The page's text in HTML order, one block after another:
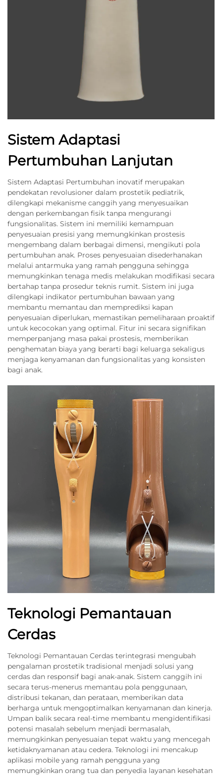
Sistem Adaptasi
Pertumbuhan Lanjutan
Sistem Adaptasi Pertumbuhan inovatif merupakan
pendekatan revolusioner dalam prostetik pediatrik,
dilengkapi mekanisme canggih yang menyesuaikan
dengan perkembangan fisik tanpa mengurangi
fungsionalitas. Sistem ini memiliki kemampuan
penyesuaian presisi yang memungkinkan prostesis
mengembang dalam berbagai dimensi, mengikuti pola
pertumbuhan anak. Proses penyesuaian disederhanakan
melalui antarmuka yang ramah pengguna sehingga
memungkinkan tenaga medis melakukan modifikasi secara
bertahap tanpa prosedur teknis rumit. Sistem ini juga
dilengkapi indikator pertumbuhan bawaan yang
membantu memantau dan memprediksi kapan
penyesuaian diperlukan, memastikan pemeliharaan proaktif
untuk kecocokan yang optimal. Fitur ini secara signifikan
memperpanjang masa pakai prostesis, memberikan
penghematan biaya yang berarti bagi keluarga sekaligus
menjaga kenyamanan dan fungsionalitas yang konsisten
bagi anak.
Teknologi Pemantauan
Cerdas
Teknologi Pemantauan Cerdas terintegrasi mengubah
pengalaman prostetik tradisional menjadi solusi yang
cerdas dan responsif bagi anak-anak. Sistem canggih ini
secara terus-menerus memantau pola penggunaan,
distribusi tekanan, dan perataan, memberikan data
berharga untuk mengoptimalkan kenyamanan dan kinerja.
Umpan balik secara real-time membantu mengidentifikasi
potensi masalah sebelum menjadi bermasalah,
memungkinkan penyesuaian tepat waktu yang mencegah
ketidaknyamanan atau cedera. Teknologi ini mencakup
aplikasi mobile yang ramah pengguna yang
memungkinkan orang tua dan penyedia layanan kesehatan